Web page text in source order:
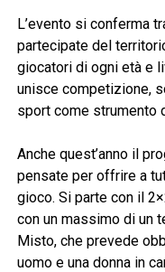
L’evento si conferma
partecipate del
giocatori di ogni età e
unisce competizione,
sport come strumento
Anche quest’anno il
pensate per offrire a
gioco. Si parte con il
con un massimo di un
Misto, che prevede
uomo e una donna in